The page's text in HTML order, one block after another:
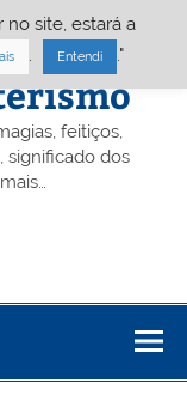
feitiços,
significado dos
no site, estará a
Entendi ."